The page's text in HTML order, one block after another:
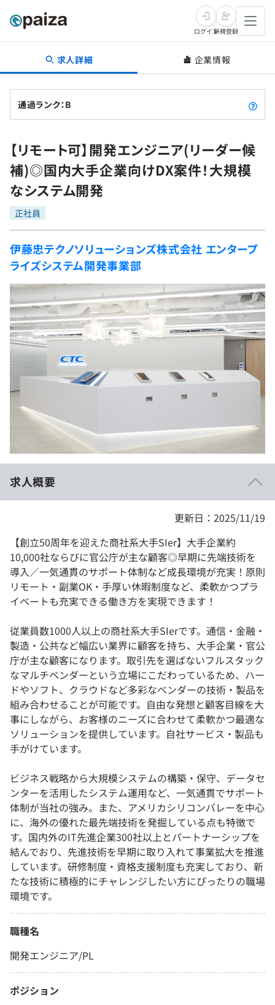
転職・キャリア
転職成功ガイド
転職エージェント
インタビュー
転職成功ガイド
新卒就活
求人検索
本選考
インターン
新卒エージェント
イベント・セミナー
インタビュー
就活成功ガイド
学習
講座一覧
問題集
4択課題
ナレッジ
リファレンス
プラン
個人向けプラン
法人向けプラン
学校向けプラン
契約内容・クーポン
スキルチェック
プログラミング言語
評価結果一覧
再チャレンジ結果一覧
ゲーム・マンガ
Tech Team Journal
paiza times
note
paizaとは？
ログイン新規登録
求人詳細 企業情報
通過ランク：B
【リモート可】開発エンジニア(リーダー候
補)◎国内大手企業向けDX案件！大規模
なシステム開発
正社員
伊藤忠テクノソリューションズ株式会社 エンタープ
ライズシステム開発事業部
求人概要
更新日：2025/11/19
【創立50周年を迎えた商社系大手SIer】⼤⼿企業約
10,000社ならびに官公庁が主な顧客◎早期に先端技術を
導入／一気通貫のサポート体制など成長環境が充実！原則
リモート・副業OK・手厚い休暇制度など、柔軟かつプラ
イベートも充実できる働き方を実現できます！
従業員数1000人以上の商社系大手SIerです。通信・金融・
製造・公共など幅広い業界に顧客を持ち、⼤⼿企業・官公
庁が主な顧客になります。取引先を選ばないフルスタック
なマルチベンダーという立場にこだわっているため、ハー
ドやソフト、クラウドなど多彩なベンダーの技術・製品を
組み合わせることが可能です。自由な発想と顧客目線を大
事にしながら、お客様のニーズに合わせて柔軟かつ最適な
ソリューションを提供しています。自社サービス・製品も
手がけています。
ビジネス戦略から⼤規模システムの構築・保守、データセ
ンターを活⽤したシステム運⽤など、一気通貫でサポート
体制が当社の強み。また、アメリカシリコンバレーを中心
に、海外の優れた最先端技術を発掘している点も特徴で
す。国内外のIT先進企業300社以上とパートナーシップを
結んでおり、先進技術を早期に取り入れて事業拡大を推進
しています。研修制度・資格支援制度も充実しており、新
たな技術に積極的にチャレンジしたい方にぴったりの職場
環境です。
職種名
開発エンジニア/PL
ポジション